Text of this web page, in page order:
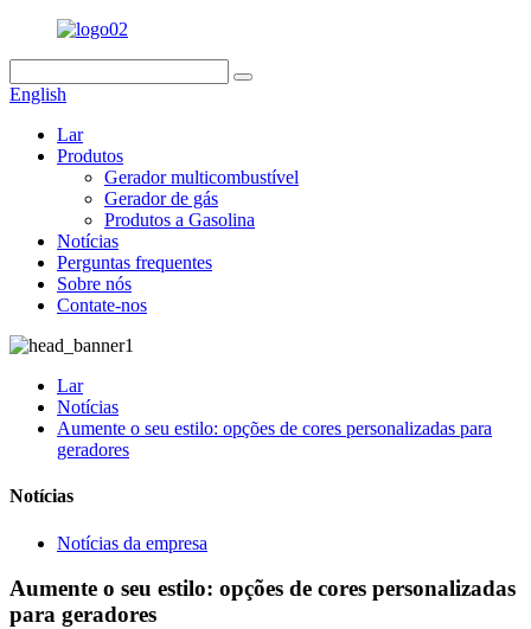
English
Lar
Produtos
Gerador multicombustível
Gerador de gás
Produtos a Gasolina
Notícias
Perguntas frequentes
Sobre nós
Contate-nos
Lar
Notícias
Aumente o seu estilo: opções de cores personalizadas para
geradores
Notícias
Notícias da empresa
Aumente o seu estilo: opções de cores personalizadas
para geradores